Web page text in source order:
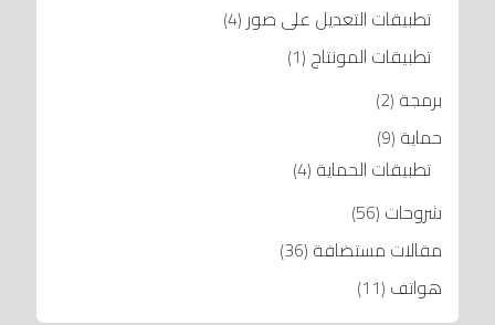
تطبيقات التعديل على صور (4)
تطبيقات المونتاج (1)
برمجة (2)
حماية (9)
تطبيقات الحماية (4)
شروحات (56)
مقالات مستضافة (36)
هواتف (11)